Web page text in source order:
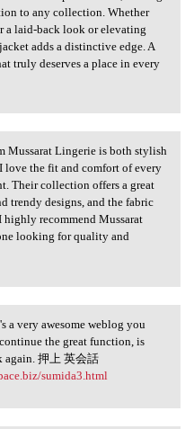
to any collection. Whether
a laid-back look or elevating
adds a distinctive edge. A
truly deserves a place in every
Mussarat
Mussarat Lingerie is both stylish
love the fit and comfort of every
Their collection offers a great
trendy designs, and the fabric
recommend Mussarat
looking for quality and
a very
a very awesome weblog you
the great function, is
again. 押上 英会話
sumida3.html